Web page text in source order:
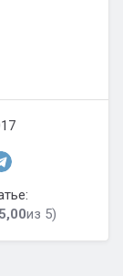
5,00из 5)